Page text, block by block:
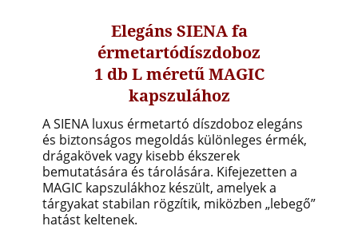
Elegáns SIENA fa
érmetartódíszdoboz
1 db L méretű MAGIC
kapszulához
A SIENA luxus érmetartó díszdoboz elegáns
és biztonságos megoldás különleges érmék,
drágakövek vagy kisebb ékszerek
bemutatására és tárolására. Kifejezetten a
MAGIC kapszulákhoz készült, amelyek a
tárgyakat stabilan rögzítik, miközben „lebegő”
hatást keltenek.